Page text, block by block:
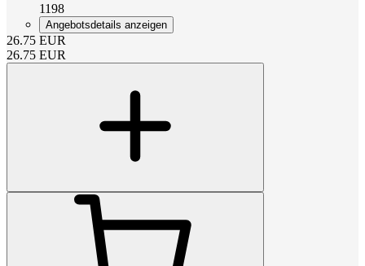
1198
Angebotsdetails anzeigen
26.75 EUR
26.75 EUR